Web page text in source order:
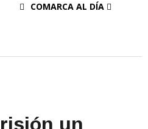
COMARCA AL DÍA
un